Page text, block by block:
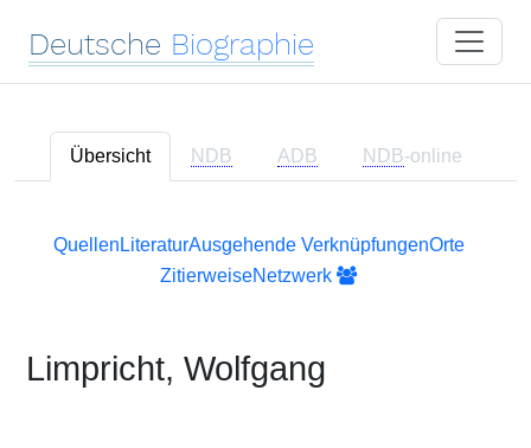
Deutsche Biographie
Übersicht NDB ADB NDB-online
Quellen LiteraturAusgehende VerknüpfungenOrte
ZitierweiseNetzwerk
Limpricht, Wolfgang